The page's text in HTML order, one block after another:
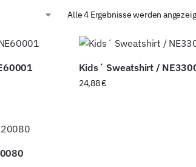
Alle 4 Ergebnisse werden
Kids´ Sweatshirt /
24,88€